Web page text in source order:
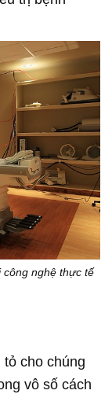
công nghệ thực tế
cho chúng
vô số cách